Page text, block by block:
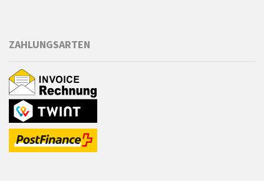
ZAHLUNGSARTEN